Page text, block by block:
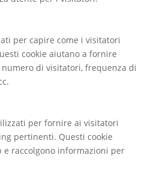
per capire come i visitatori
cookie aiutano a fornire
di visitatori, frequenza di
per fornire ai visitatori
pertinenti. Questi cookie
raccolgono informazioni per